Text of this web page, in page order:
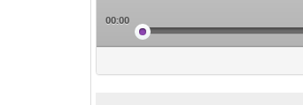
00:00